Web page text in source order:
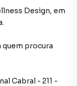
Design, em
.
quem procura
Cabral - 211 -